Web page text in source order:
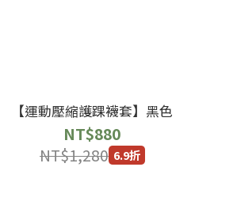
【運動壓縮護踝襪套】黑色
NT$880
NT$1,280 6.9折